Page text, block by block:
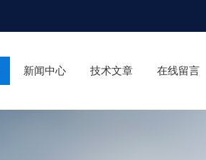
新闻中心 技术文章 在线留言